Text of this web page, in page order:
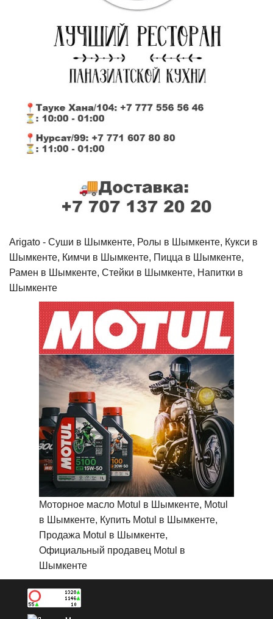
Arigato - Cуши в Шымкенте, Ролы в Шымкенте, Кукси в
Шымкенте, Кимчи в Шымкенте, Пицца в Шымкенте,
Рамен в Шымкенте, Стейки в Шымкенте, Напитки в
Шымкенте
Моторное масло Motul в Шымкенте, Motul
в Шымкенте, Купить Motul в Шымкенте,
Продажа Motul в Шымкенте,
Официальный продавец Motul в
Шымкенте